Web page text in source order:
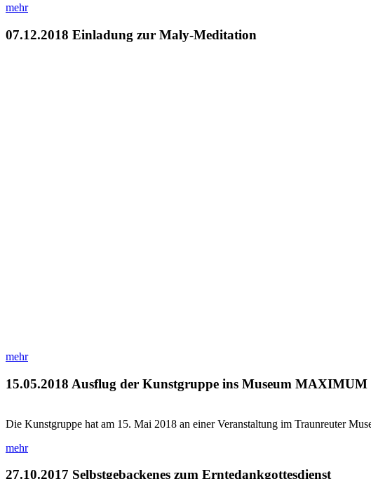
mehr
07.12.2018 Einladung zur Maly-Meditation
mehr
15.05.2018 Ausflug der Kunstgruppe ins Museum
Die Kunstgruppe hat am 15. Mai 2018 an einer Veranstaltung im Traunreuter
mehr
27.10.2017 Selbstgebackenes zum Erntedankgottesdienst